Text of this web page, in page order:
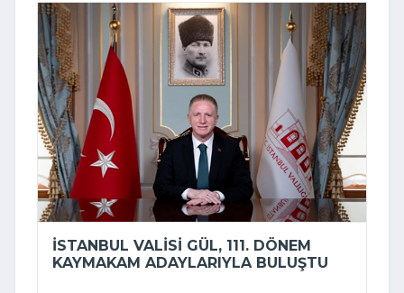
İSTANBUL VALISI GÜL, 111. DÖNEM
KAYMAKAM ADAYLARIYLA BULUŞTU